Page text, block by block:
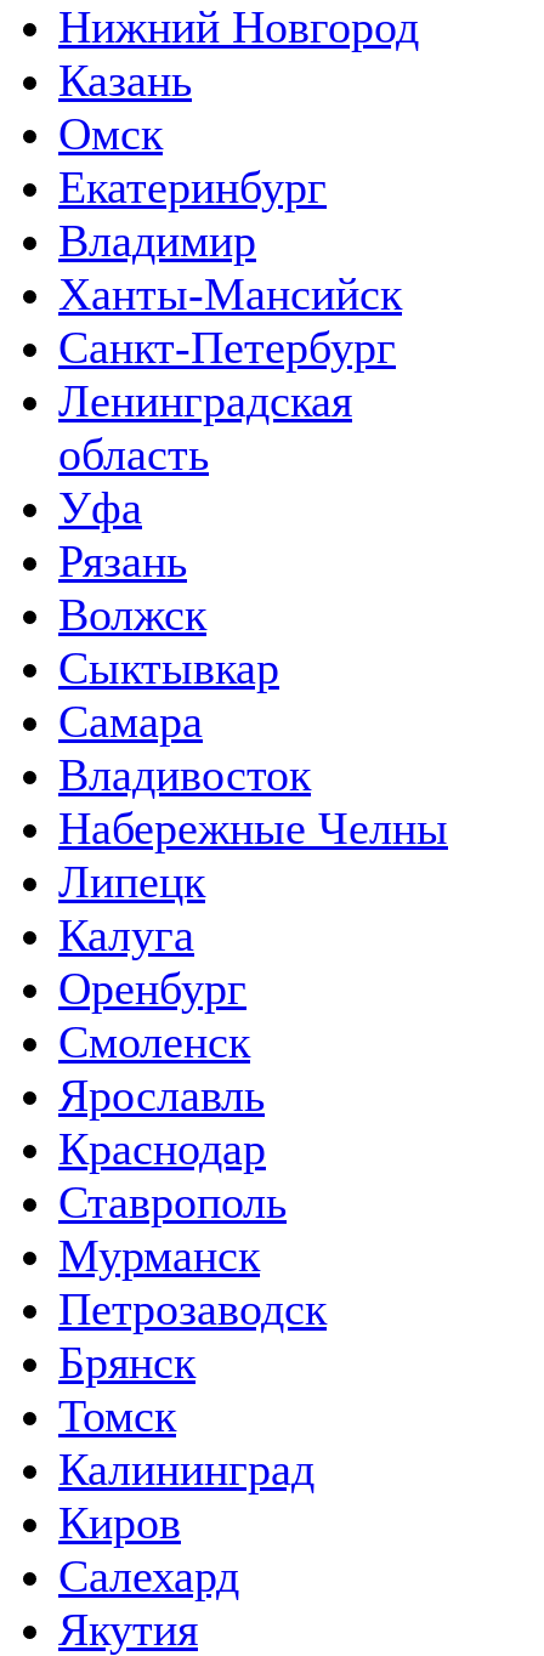
Нижний Новгород
Казань
Омск
Екатеринбург
Владимир
Ханты-Мансийск
Санкт-Петербург
Ленинградская
область
Уфа
Рязань
Волжск
Сыктывкар
Самара
Владивосток
Набережные Челны
Липецк
Калуга
Оренбург
Смоленск
Ярославль
Краснодар
Ставрополь
Мурманск
Петрозаводск
Брянск
Томск
Калининград
Киров
Салехард
Якутия